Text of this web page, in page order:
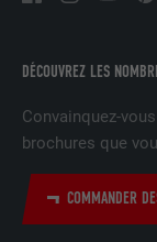
DÉCOUVREZ LES
Convainquez-
brochures que
COMMANDER
NOM